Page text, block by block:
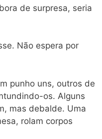
de surpresa, seria
Não espera por
punho uns, outros de
os. Alguns
mas debalde. Uma
rolam corpos